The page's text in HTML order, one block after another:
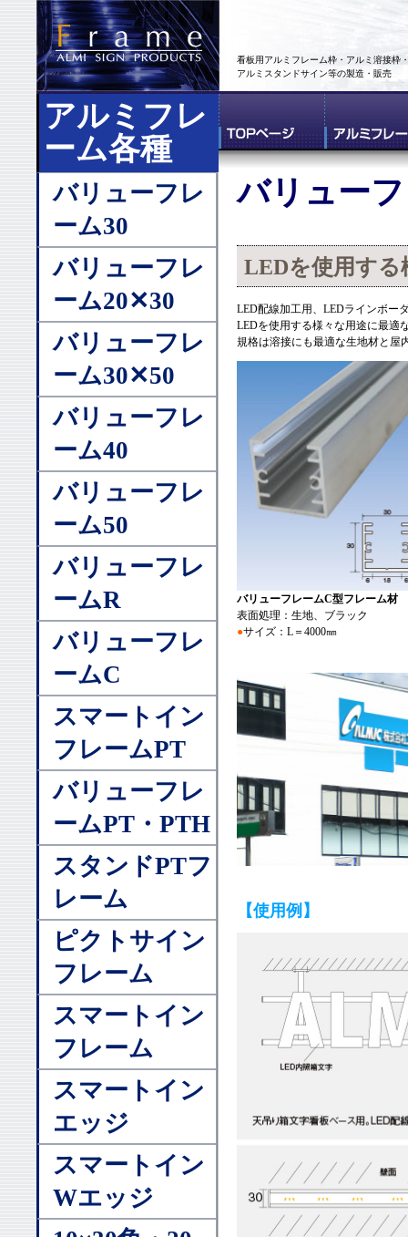
看板用アルミフレーム枠・アルミ溶接枠
アルミスタンドサイン等の製造・販売
アルミフレ
ーム各種
バリューフレ
ーム30
バリューフレ
ーム20✕30
バリューフレ
ーム30✕50
バリューフレ
ーム40
バリューフレ
ーム50
バリューフレ
ームR
バリューフレ
ームC
スマートイン
フレームPT
バリューフレ
ームPT・PTH
スタンドPTフ
レーム
ピクトサイン
フレーム
スマートイン
フレーム
スマートイン
エッジ
スマートイン
Wエッジ
バリュー
LEDを使用する
LED配線加工用、LEDラインボー
LEDを使用する様々な用途に最適
規格は溶接にも最適な生地材と屋
バリューフレームC型フレーム材
表面処理：生地、ブラック
●サイズ：L＝4000㎜
【使用例】